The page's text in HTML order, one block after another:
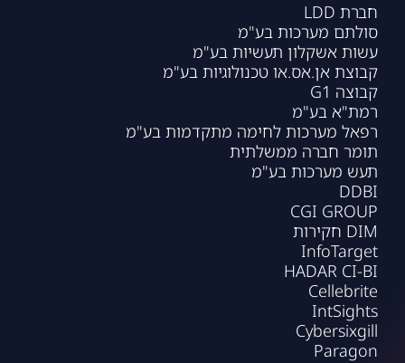
חברת LDD
סולתם מערכות בע"מ
עשות אשקלון תעשיות בע"מ
קבוצת אן.אס.או טכנולוגיות בע"מ
קבוצה G1
רמת"א בע"מ
רפאל מערכות לחימה מתקדמות בע"מ
תומר חברה ממשלתית
תעש מערכות בע"מ
DDBI
CGI GROUP
DIM חקירות
InfoTarget
HADAR CI-BI
Cellebrite
IntSights
Cybersixgill
Paragon